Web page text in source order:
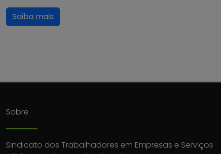
Saiba mais
Sobre
Sindicato dos Trabalhadores em Empresas e Serviços